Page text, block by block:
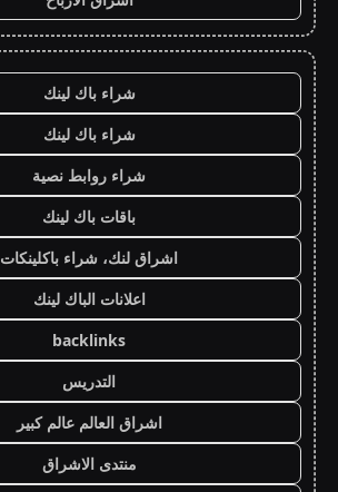
شراء باك لينك
شراء باك لينك
شراء روابط نصية
باقات باك لينك
اشراق لنك، شراء باكلينكات
اعلانات الباك لينك
backlinks
التدريس
اشراق العالم عالم كبير
منتدى الاشراق